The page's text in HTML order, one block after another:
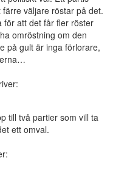
väljare röstar på det.
för att det får fler röster
omröstning om den
på gult är inga förlorare,
till två partier som vill ta
ett omval.